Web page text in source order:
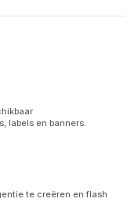
labels en banners.
te creëren en flash